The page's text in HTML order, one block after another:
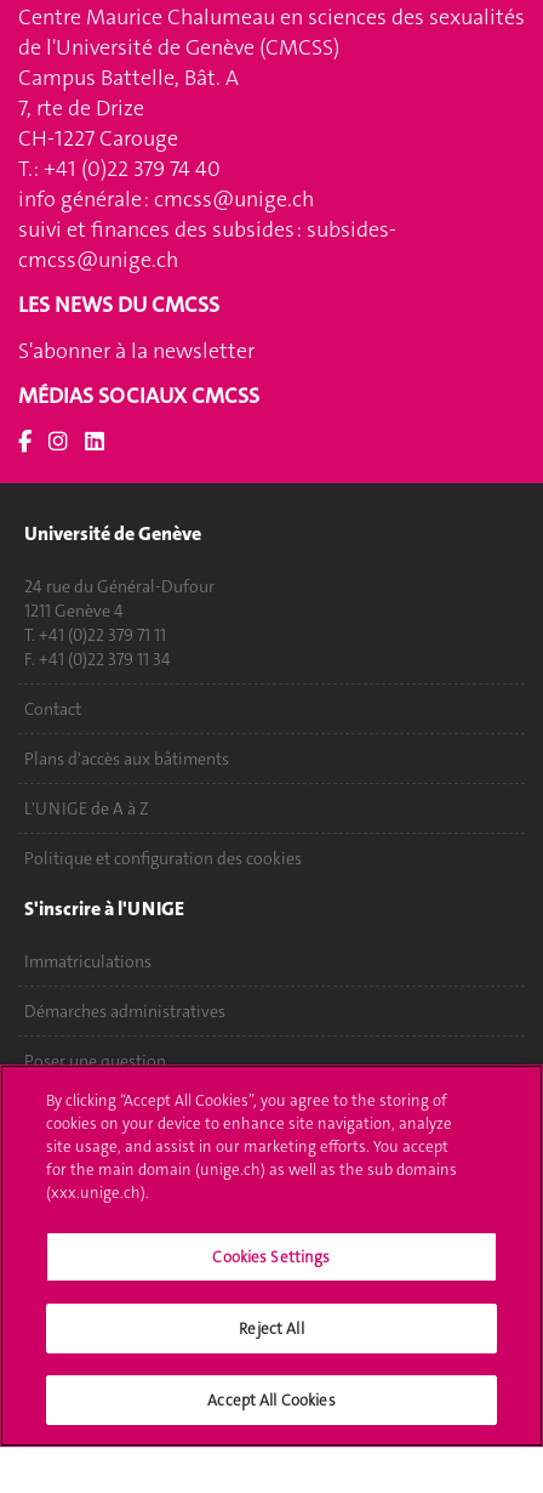
Centre Maurice Chalumeau en sciences des sexualités
de l'Université de Genève (CMCSS)
Campus Battelle, Bât. A
7, rte de Drize
CH-1227 Carouge
T.: +41 (0)22 379 74 40
info générale : cmcss@unige.ch
suivi et finances des subsides : subsides-
cmcss@unige.ch
LES NEWS DU CMCSS
S'abonner à la newsletter
MÉDIAS SOCIAUX CMCSS
Université de Genève
24 rue du Général-Dufour
1211 Genève 4
T. +41 (0)22 379 71 11
F. +41 (0)22 379 11 34
Contact
Plans d'accès aux bâtiments
L'UNIGE de A à Z
Politique et configuration des cookies
S'inscrire à l'UNIGE
Immatriculations
Démarches administratives
Poser une question
L'UNIGE vous informe
UNIGE Mobile
Bibliothèque
Médias sociaux UNIGE
By clicking “Accept All Cookies”, you agree to the storing of
cookies on your device to enhance site navigation, analyze
site usage, and assist in our marketing efforts. You accept
for the main domain (unige.ch) as well as the sub domains
(xxx.unige.ch).
Cookies Settings
Reject All
Accept All Cookies